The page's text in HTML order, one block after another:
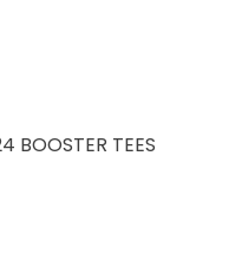
BOOSTER TEES